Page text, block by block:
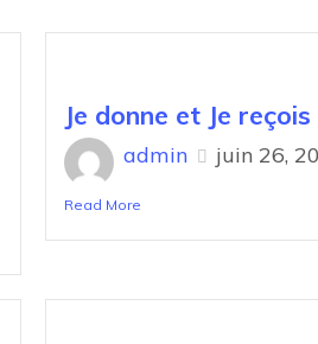
Je donne et Je reçois
admin juin 26,
Read More